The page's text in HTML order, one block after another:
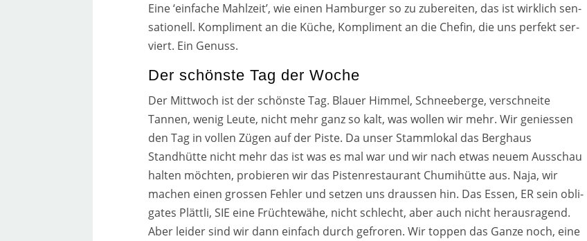
Eine ‘ein­fa­che Mahlzeit’, wie einen Hamburger so zu zube­rei­ten, das ist wirk­lich sen­
sa­tio­nell. Kompliment an die Küche, Kompliment an die Chefin, die uns per­fekt ser­
viert. Ein Genuss.
Der schönste Tag der Woche
Der Mittwoch ist der schöns­te Tag. Blauer Himmel, Schneeberge, ver­schnei­te
Tannen, wenig Leute, nicht mehr ganz so kalt, was wol­len wir mehr. Wir genies­sen
den Tag in vol­len Zügen auf der Piste. Da unser Stammlokal das Berghaus
Standhütte nicht mehr das ist was es mal war und wir nach etwas neu­em Ausschau
hal­ten möch­ten, pro­bie­ren wir das Pistenrestaurant Chumihütte aus. Naja, wir
machen einen gros­sen Fehler und set­zen uns draus­sen hin. Das Essen, ER sein obli­
ga­tes Plättli, SIE eine Früchtewähe, nicht schlecht, aber auch nicht her­aus­ra­gend.
Aber lei­der sind wir dann ein­fach durch gefro­ren. Wir top­pen das Ganze noch, eine